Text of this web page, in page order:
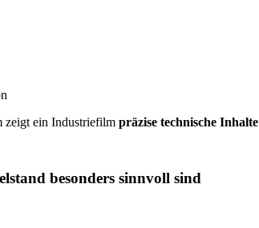
zeigt ein Industriefilm präzise technische Inhalte
besonders sinnvoll sind